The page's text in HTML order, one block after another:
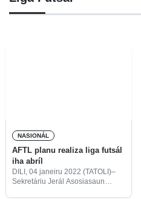
NASIONÁL
AFTL planu realiza liga futsál
iha abríl
DILI, 04 janeiru 2022 (TATOLI)–
Sekretáriu Jerál Asosiasaun